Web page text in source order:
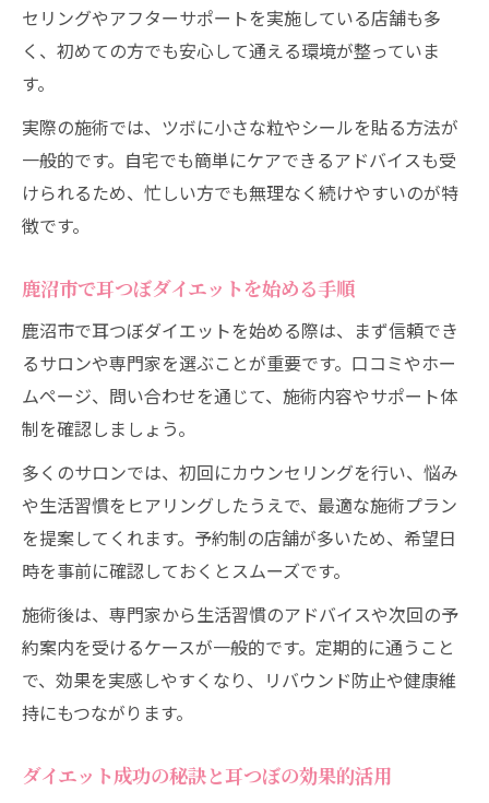
セリングやアフターサポートを実施している店舗も多
く、初めての方でも安心して通える環境が整っていま
す。
実際の施術では、ツボに小さな粒やシールを貼る方法が
一般的です。自宅でも簡単にケアできるアドバイスも受
けられるため、忙しい方でも無理なく続けやすいのが特
徴です。
鹿沼市で耳つぼダイエットを始める手順
鹿沼市で耳つぼダイエットを始める際は、まず信頼でき
るサロンや専門家を選ぶことが重要です。口コミやホー
ムページ、問い合わせを通じて、施術内容やサポート体
制を確認しましょう。
多くのサロンでは、初回にカウンセリングを行い、悩み
や生活習慣をヒアリングしたうえで、最適な施術プラン
を提案してくれます。予約制の店舗が多いため、希望日
時を事前に確認しておくとスムーズです。
施術後は、専門家から生活習慣のアドバイスや次回の予
約案内を受けるケースが一般的です。定期的に通うこと
で、効果を実感しやすくなり、リバウンド防止や健康維
持にもつながります。
ダイエット成功の秘訣と耳つぼの効果的活用